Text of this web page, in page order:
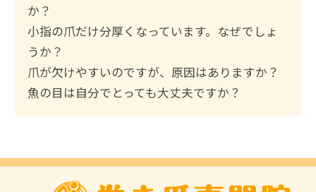
か？
小指の爪だけ分厚くなっています。なぜでしょ
うか？
爪が欠けやすいのですが、原因はありますか？
魚の目は自分でとっても大丈夫ですか？